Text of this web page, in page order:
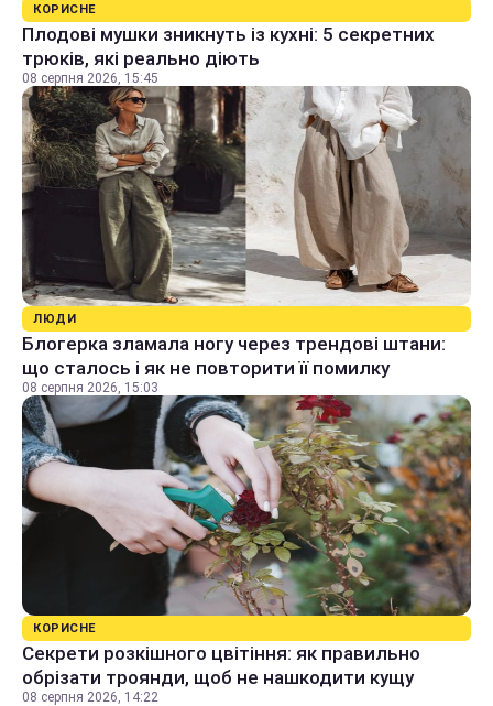
КОРИСНЕ
Плодові мушки зникнуть із кухні: 5 секретних
трюків, які реально діють
08 серпня 2026, 15:45
ЛЮДИ
Блогерка зламала ногу через трендові штани:
що сталось і як не повторити її помилку
08 серпня 2026, 15:03
КОРИСНЕ
Секрети розкішного цвітіння: як правильно
обрізати троянди, щоб не нашкодити кущу
08 серпня 2026, 14:22